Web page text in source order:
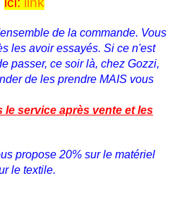
de la commande. Vous
les avoir essayés. Si ce n'est
passer, ce soir là, chez Gozzi,
de les prendre MAIS vous
service après vente et les
propose 20% sur le matériel
le textile.